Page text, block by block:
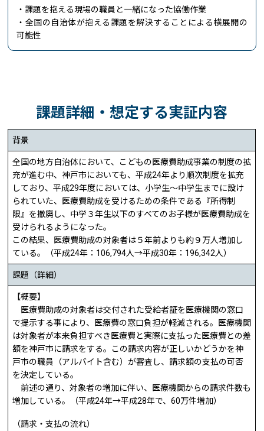
・課題を抱える現場の職員と一緒になった協働作業
・全国の自治体が抱える課題を解決することによる横展開の
可能性
課題詳細・想定する実証内容
背景
全国の地方自治体において、こどもの医療費助成事業の制度の拡
充が進む中、神戸市においても、平成24年より順次制度を拡充
しており、平成29年度においては、小学生～中学生までに設け
られていた、医療費助成を受けるための条件である『所得制
限』を撤廃し、中学３年生以下のすべてのお子様が医療費助成を
受けられるようになった。
この結果、医療費助成の対象者は５年前よりも約９万人増加し
ている。（平成24年：106,794人→平成30年：196,342人）
課題（詳細）
【概要】
医療費助成の対象者は交付された受給者証を医療機関の窓口
で提示する事により、医療費の窓口負担が軽減される。医療機関
は対象者が本来負担すべき医療費と実際に支払った医療費との差
額を神戸市に請求をする。この請求内容が正しいかどうかを神
戸市の職員（アルバイト含む）が審査し、請求額の支払の可否
を決定している。
前述の通り、対象者の増加に伴い、医療機関からの請求件数も
増加している。（平成24年→平成28年で、60万件増加）
（請求・支払の流れ）